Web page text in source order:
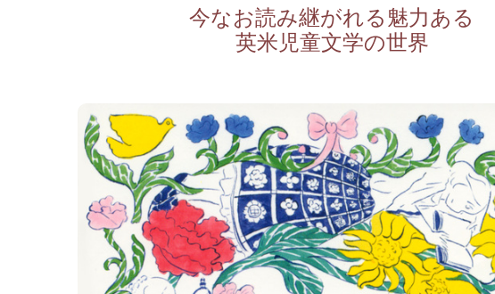
今なお読み継がれる魅力ある
英米児童文学の世界